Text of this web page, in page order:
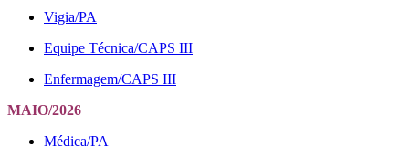
Vigia/PA
Equipe Técnica/CAPS III
Enfermagem/CAPS III
MAIO/2026
Médica/PA